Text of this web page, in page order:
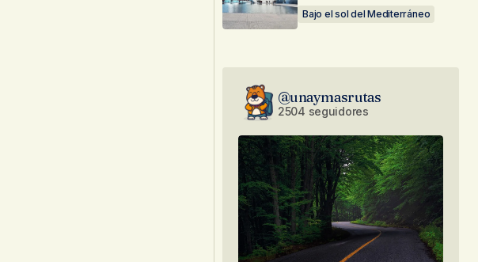
Bajo el sol del Mediterráneo
@unaymasrutas
2504 seguidores